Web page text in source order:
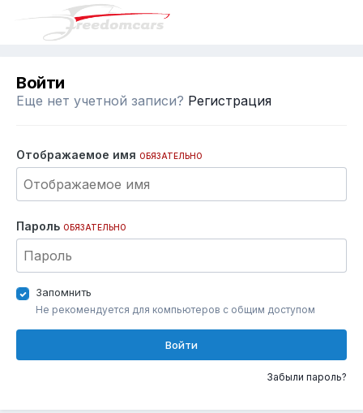
Войти
Еще нет учетной записи? Регистрация
Отображаемое имя ОБЯЗАТЕЛЬНО
Пароль ОБЯЗАТЕЛЬНО
Запомнить
Не рекомендуется для компьютеров с общим доступом
Войти
Забыли пароль?